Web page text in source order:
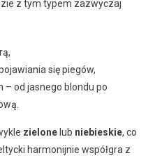
z tym typem zazwyczaj
się piegów,
– od jasnego blondu po
zielonelub niebieskie, co
harmonijnie współgra z